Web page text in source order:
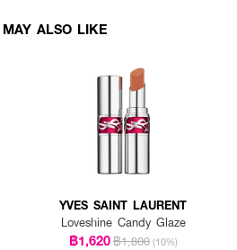
ALSO LIKE
YVES SAINT LAURENT
Loveshine Candy Glaze
฿1,620฿1,800 (10%)